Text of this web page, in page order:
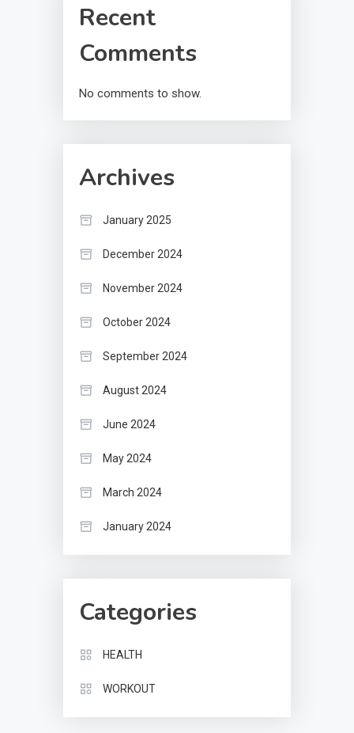
Recent
Comments
No comments to show.
Archives
January 2025
December 2024
November 2024
October 2024
September 2024
August 2024
June 2024
May 2024
March 2024
January 2024
Categories
HEALTH
WORKOUT